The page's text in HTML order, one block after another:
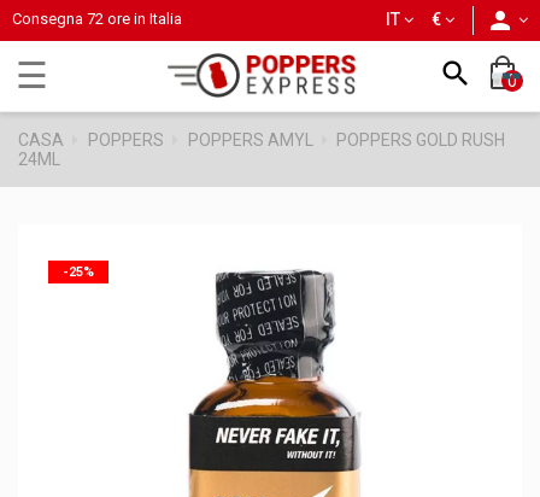
Consegna 72 ore in Italia €
IT
navigazione
Toggle
☰  0
CASA POPPERS POPPERS AMYL
POPPERS GOLD RUSH
24ML
-25%